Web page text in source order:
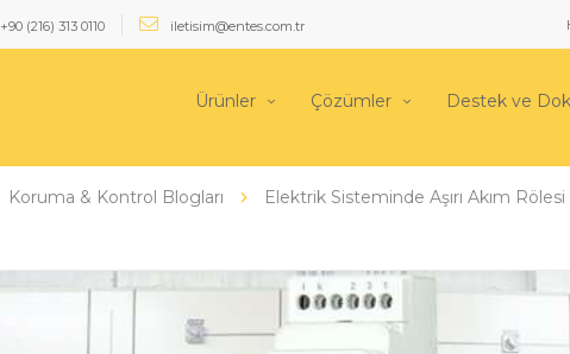
+90 (216) 313 0110 iletisim@entes.com.tr
Ürünler Çözümler Destek ve
Koruma & Kontrol Blogları Elektrik Sisteminde Aşırı Akım